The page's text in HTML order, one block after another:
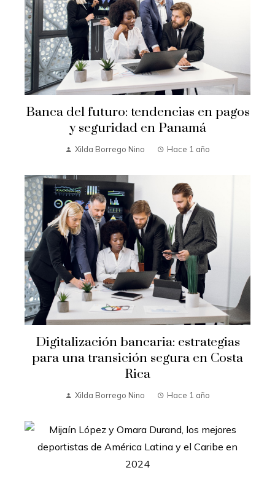
Banca del futuro: tendencias en pagos
y seguridad en Panamá
Xilda Borrego Nino Hace 1 año
Digitalización bancaria: estrategias
para una transición segura en Costa
Rica
Xilda Borrego Nino Hace 1 año